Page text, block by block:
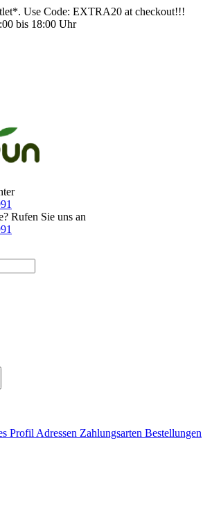
Use Code: EXTRA20 at checkout!!!
bis 18:00 Uhr
Rufen Sie uns an
Profil Adressen Zahlungsarten Bestellungen